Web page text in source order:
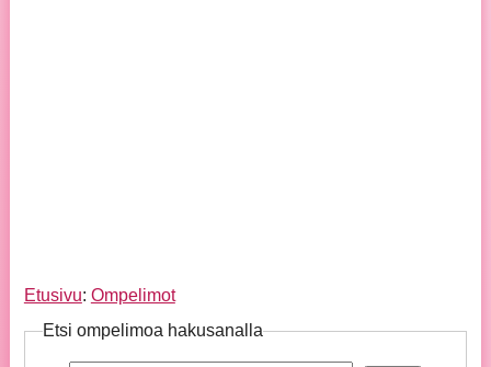
Etusivu: Ompelimot
Etsi ompelimoa hakusanalla